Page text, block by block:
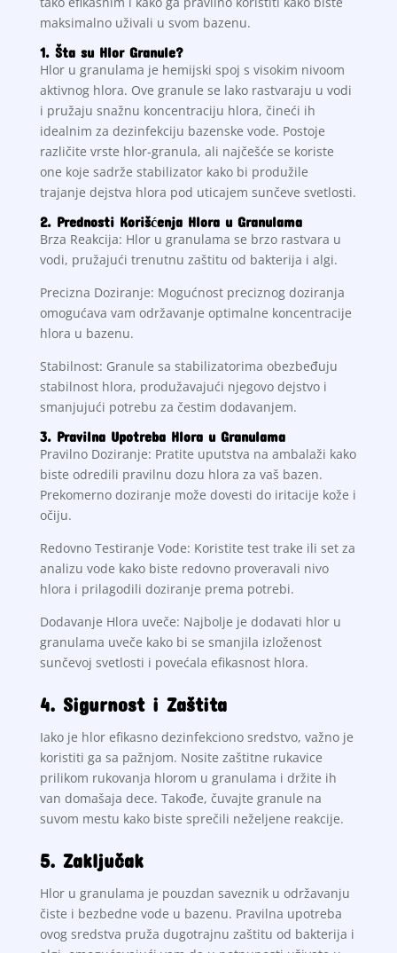
maksimalno uživali u svom bazenu.
1. Šta su Hlor Granule?
Hlor u granulama je hemijski spoj s visokim nivoom
aktivnog hlora. Ove granule se lako rastvaraju u vodi
i pružaju snažnu koncentraciju hlora, čineći ih
idealnim za dezinfekciju bazenske vode. Postoje
različite vrste hlor-granula, ali najčešće se koriste
one koje sadrže stabilizator kako bi produžile
trajanje dejstva hlora pod uticajem sunčeve svetlosti.
2. Prednosti Korišćenja Hlora u Granulama
Brza Reakcija: Hlor u granulama se brzo rastvara u
vodi, pružajući trenutnu zaštitu od bakterija i algi.
Precizna Doziranje: Mogućnost preciznog doziranja
omogućava vam održavanje optimalne koncentracije
hlora u bazenu.
Stabilnost: Granule sa stabilizatorima obezbeđuju
stabilnost hlora, produžavajući njegovo dejstvo i
smanjujući potrebu za čestim dodavanjem.
3. Pravilna Upotreba Hlora u Granulama
Pravilno Doziranje: Pratite uputstva na ambalaži kako
biste odredili pravilnu dozu hlora za vaš bazen.
Prekomerno doziranje može dovesti do iritacije kože i
očiju.
Redovno Testiranje Vode: Koristite test trake ili set za
analizu vode kako biste redovno proveravali nivo
hlora i prilagodili doziranje prema potrebi.
Dodavanje Hlora uveče: Najbolje je dodavati hlor u
granulama uveče kako bi se smanjila izloženost
sunčevoj svetlosti i povećala efikasnost hlora.
4. Sigurnost i Zaštita
Iako je hlor efikasno dezinfekciono sredstvo, važno je
koristiti ga sa pažnjom. Nosite zaštitne rukavice
prilikom rukovanja hlorom u granulama i držite ih
van domašaja dece. Takođe, čuvajte granule na
suvom mestu kako biste sprečili neželjene reakcije.
5. Zaključak
Hlor u granulama je pouzdan saveznik u održavanju
čiste i bezbedne vode u bazenu. Pravilna upotreba
ovog sredstva pruža dugotrajnu zaštitu od bakterija i